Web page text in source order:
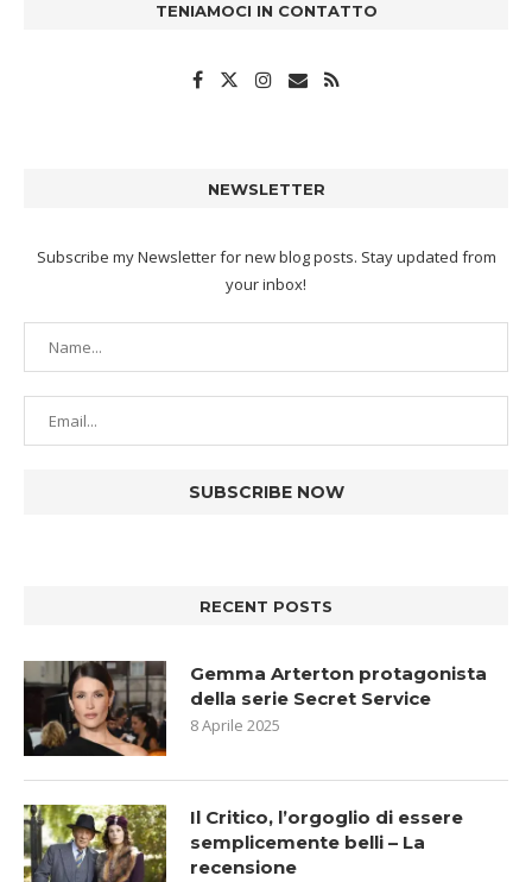
TENIAMOCI IN CONTATTO
NEWSLETTER
Subscribe my Newsletter for new blog posts. Stay updated from
your inbox!
RECENT POSTS
Gemma Arterton protagonista
della serie Secret Service
8 Aprile 2025
Il Critico, l’orgoglio di essere
semplicemente belli – La
recensione